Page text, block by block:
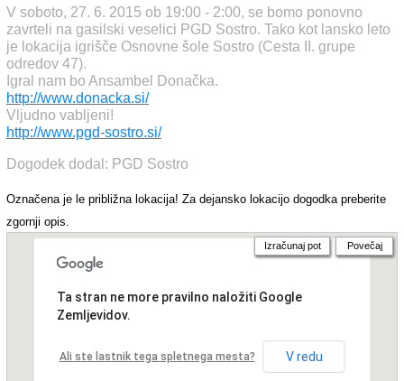
V soboto, 27. 6. 2015 ob 19:00 - 2:00, se bomo ponovno
zavrteli na gasilski veselici PGD Sostro. Tako kot lansko leto
je lokacija igrišče Osnovne šole Sostro (Cesta II. grupe
odredov 47).
Igral nam bo Ansambel Donačka.
http://www.donacka.si/
Vljudno vabljeni!
http://www.pgd-sostro.si/
Dogodek dodal: PGD Sostro
Označena je le približna lokacija! Za dejansko lokacijo dogodka preberite
zgornji opis.
Ta stran ne more pravilno naložiti Google
Zemljevidov.
Ali ste lastnik tega spletnega mesta? V redu
Izračunaj pot Povečaj